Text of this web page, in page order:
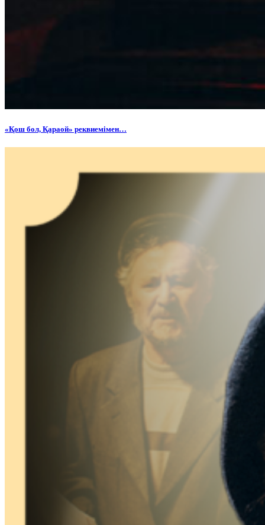
«Қош бол, Қараой» реквиемімен…